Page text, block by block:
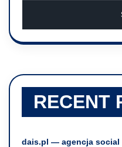
RECENT
dais.pl — agencja social